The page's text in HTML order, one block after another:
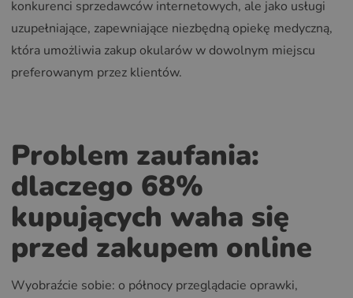
konkurenci sprzedawców internetowych, ale jako usługi
uzupełniające, zapewniające niezbędną opiekę medyczną,
która umożliwia zakup okularów w dowolnym miejscu
preferowanym przez klientów.
Problem zaufania:
dlaczego 68%
kupujących waha się
przed zakupem online
Wyobraźcie sobie: o północy przeglądacie oprawki,